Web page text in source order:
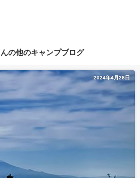
の他のキャンプブログ
2024年4月28日